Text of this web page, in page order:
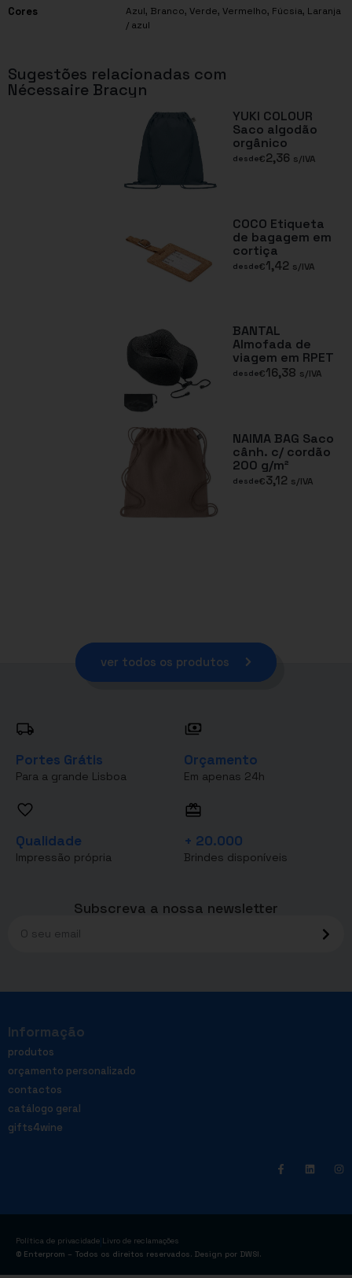
Cores Azul, Branco, Verde, Vermelho, Fúcsia, Laranja
/ azul
Sugestões relacionadas com
Nécessaire Bracyn
YUKI COLOUR
Saco algodão
orgânico
desde€2,36 s/IVA
COCO Etiqueta
de bagagem em
cortiça
desde€1,42 s/IVA
BANTAL
Almofada de
viagem em RPET
desde€16,38 s/IVA
NAIMA BAG Saco
cânh. c/ cordão
200 g/m²
desde€3,12 s/IVA
ver todos os produtos
Portes Grátis
Para a grande Lisboa
Orçamento
Em apenas 24h
Qualidade
Impressão própria
+ 20.000
Brindes disponíveis
Subscreva a nossa newsletter
Informação
produtos
orçamento personalizado
contactos
catálogo geral
gifts4wine
Política de privacidade Livro de reclamações
© Enterprom – Todos os direitos reservados. Design por DWSI.